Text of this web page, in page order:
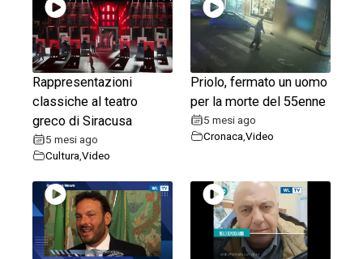
Rappresentazioni
classiche al teatro
greco di Siracusa
5 mesi ago
Cultura Video
Priolo, fermato un uomo
per la morte del 55enne
5 mesi ago
Cronaca ,Video